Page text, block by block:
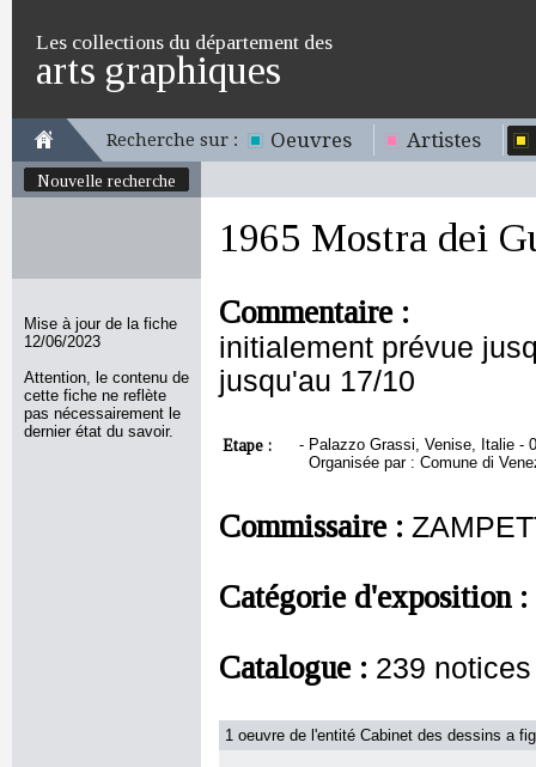
Les collections du département des
arts graphiques
Recherche sur : Oeuvres Artistes
Nouvelle recherche
Mise à jour de la fiche
12/06/2023
Attention, le contenu de
cette fiche ne reflète
pas nécessairement le
dernier état du savoir.
1965 Mostra dei
Commentaire :
initialement prévue
jusqu'au 17/10
Etape : - Palazzo Grassi, Venise, Italie -
Organisée par : Comune di
Commissaire :
Catégorie d'exposition :
Catalogue : 239
1 oeuvre de l'entité Cabinet des dessins a